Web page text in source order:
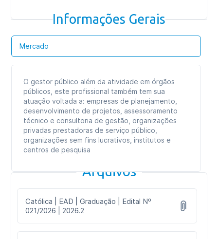
Informações Gerais
Mercado
O gestor público além da atividade em órgãos
públicos, este profissional também tem sua
atuação voltada a: empresas de planejamento,
desenvolvimento de projetos, assessoramento
técnico e consultoria de gestão, organizações
privadas prestadoras de serviço público,
organizações sem fins lucrativos, institutos e
centros de pesquisa
Arquivos
Católica | EAD | Graduação | Edital Nº
021/2026 | 2026.2